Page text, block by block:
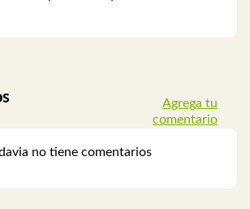
Agrega tu
comentario
no tiene comentarios